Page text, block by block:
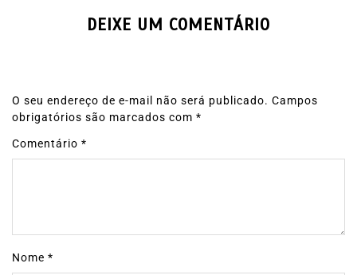
DEIXE UM COMENTÁRIO
O seu endereço de e-mail não será publicado. Campos
obrigatórios são marcados com *
Comentário *
Nome *